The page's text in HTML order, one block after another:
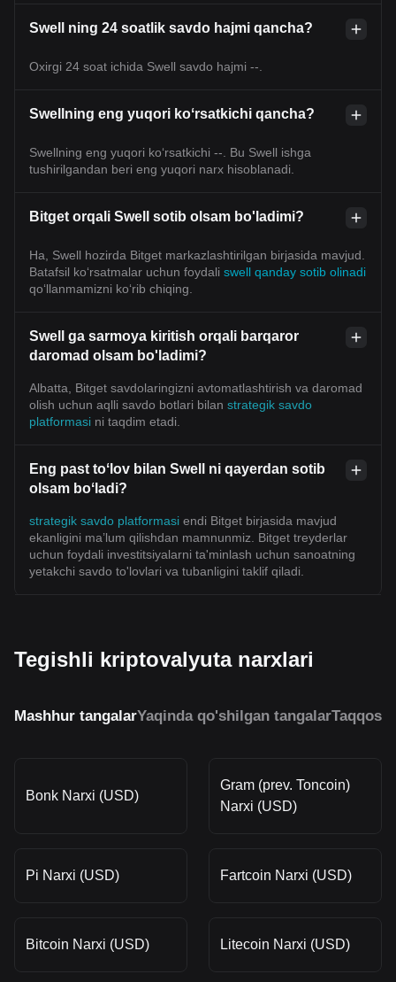
Swell ning 24 soatlik savdo hajmi qancha?
Oxirgi 24 soat ichida Swell savdo hajmi --.
Swellning eng yuqori koʻrsatkichi qancha?
Swellning eng yuqori ko‘rsatkichi --. Bu Swell ishga
tushirilgandan beri eng yuqori narx hisoblanadi.
Bitget orqali Swell sotib olsam bo'ladimi?
Ha, Swell hozirda Bitget markazlashtirilgan birjasida mavjud.
Batafsil koʻrsatmalar uchun foydali swell qanday sotib olinadi
qoʻllanmamizni koʻrib chiqing.
Swell ga sarmoya kiritish orqali barqaror
daromad olsam bo'ladimi?
Albatta, Bitget savdolaringizni avtomatlashtirish va daromad
olish uchun aqlli savdo botlari bilan strategik savdo
platformasi ni taqdim etadi.
Eng past toʻlov bilan Swell ni qayerdan sotib
olsam boʻladi?
strategik savdo platformasi endi Bitget birjasida mavjud
ekanligini ma’lum qilishdan mamnunmiz. Bitget treyderlar
uchun foydali investitsiyalarni ta'minlash uchun sanoatning
yetakchi savdo to'lovlari va tubanligini taklif qiladi.
Tegishli kriptovalyuta narxlari
Mashhur tangalarYaqinda qo'shilgan tangalar
Bonk Narxi (USD)
Gram (prev. Toncoin)
Narxi (USD)
Pi Narxi (USD) Fartcoin Narxi (USD)
Bitcoin Narxi (USD) Litecoin Narxi (USD)